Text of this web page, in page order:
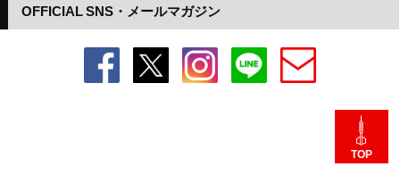
OFFICIAL SNS・メールマガジン
TOP